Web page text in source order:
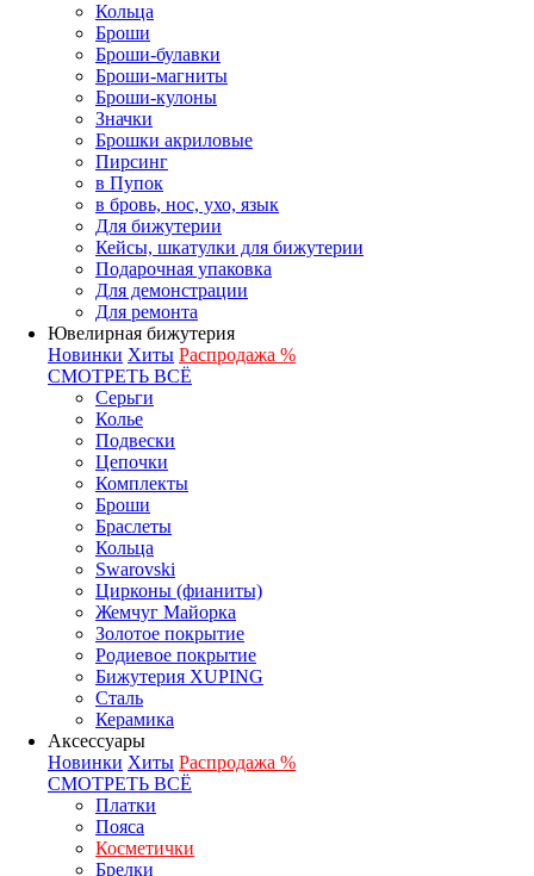
Кольца
Броши
Броши-булавки
Броши-магниты
Броши-кулоны
Значки
Брошки акриловые
Пирсинг
в Пупок
в бровь, нос, ухо, язык
Для бижутерии
Кейсы, шкатулки для бижутерии
Подарочная упаковка
Для демонстрации
Для ремонта
Ювелирная бижутерия
Новинки Хиты Распродажа %
СМОТРЕТЬ ВСЁ
Серьги
Колье
Подвески
Цепочки
Комплекты
Броши
Браслеты
Кольца
Swarovski
Цирконы (фианиты)
Жемчуг Майорка
Золотое покрытие
Родиевое покрытие
Бижутерия XUPING
Сталь
Керамика
Аксессуары
Новинки Хиты Распродажа %
СМОТРЕТЬ ВСЁ
Платки
Пояса
Косметички
Брелки